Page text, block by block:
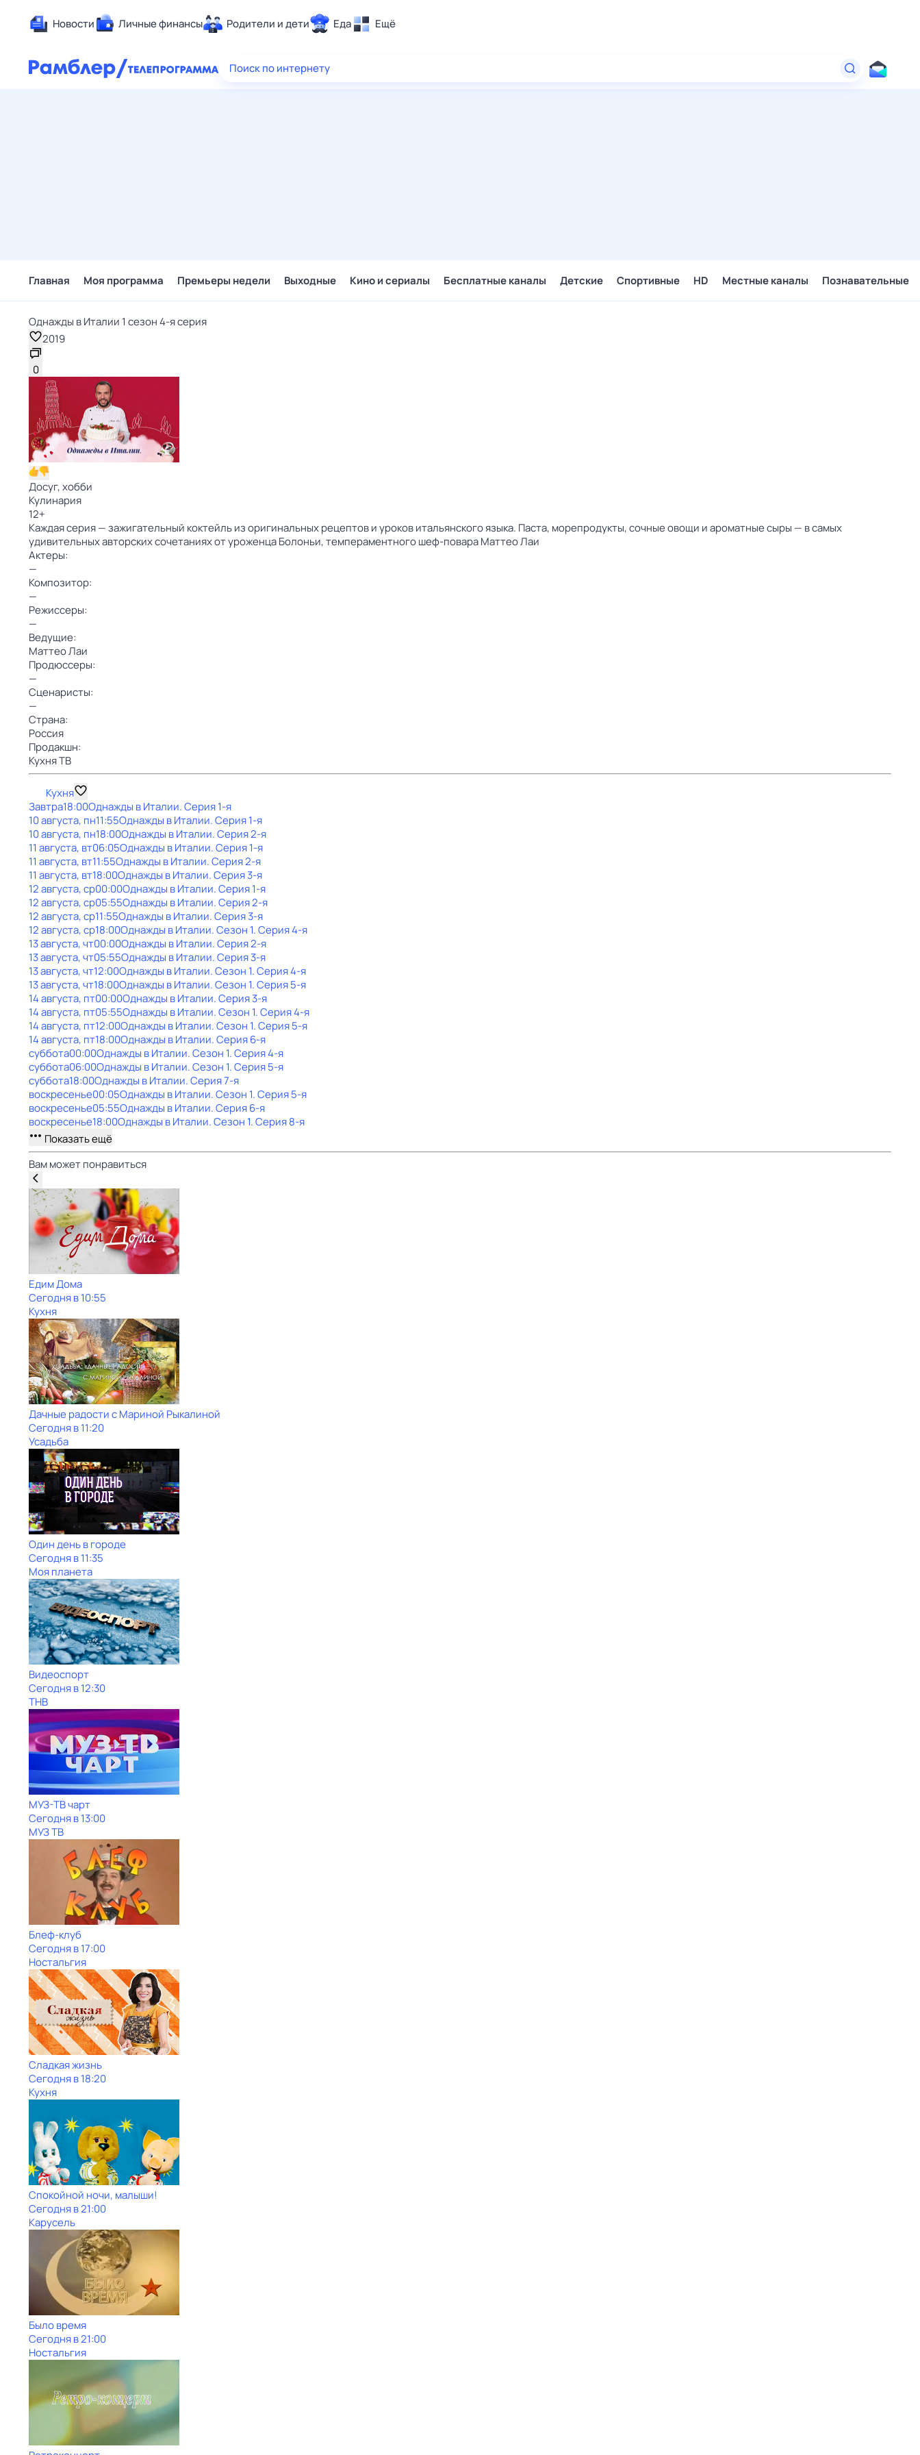
Новости Личные финансы Родители и дети Еда Ещё
Здоровье
Поиск по интернету
Главная Моя программа Премьеры недели Выходные Кино и сериалы Бесплатные каналы Детские Спортивные HD Местные каналы Познавательные
Однажды в Италии 1 сезон 4-я серия
2019
0
Досуг, хобби
Кулинария
12+
Каждая серия — зажигательный коктейль из оригинальных рецептов и уроков итальянского языка. Паста, морепродукты, сочные овощи и ароматные сыры — в самых
удивительных авторских сочетаниях от уроженца Болоньи, темпераментного шеф-повара Маттео Лаи
Актеры:
—
Композитор:
—
Режиссеры:
—
Ведущие:
Маттео Лаи
Продюссеры:
—
Сценаристы:
—
Страна:
Россия
Продакшн:
Кухня ТВ
Кухня
Завтра18:00Однажды в Италии. Серия 1-я
10 августа, пн11:55Однажды в Италии. Серия 1-я
10 августа, пн18:00Однажды в Италии. Серия 2-я
11 августа, вт06:05Однажды в Италии. Серия 1-я
11 августа, вт11:55Однажды в Италии. Серия 2-я
11 августа, вт18:00Однажды в Италии. Серия 3-я
12 августа, ср00:00Однажды в Италии. Серия 1-я
12 августа, ср05:55Однажды в Италии. Серия 2-я
12 августа, ср11:55Однажды в Италии. Серия 3-я
12 августа, ср18:00Однажды в Италии. Сезон 1. Серия 4-я
13 августа, чт00:00Однажды в Италии. Серия 2-я
13 августа, чт05:55Однажды в Италии. Серия 3-я
13 августа, чт12:00Однажды в Италии. Сезон 1. Серия 4-я
13 августа, чт18:00Однажды в Италии. Сезон 1. Серия 5-я
14 августа, пт00:00Однажды в Италии. Серия 3-я
14 августа, пт05:55Однажды в Италии. Сезон 1. Серия 4-я
14 августа, пт12:00Однажды в Италии. Сезон 1. Серия 5-я
14 августа, пт18:00Однажды в Италии. Серия 6-я
суббота00:00Однажды в Италии. Сезон 1. Серия 4-я
суббота06:00Однажды в Италии. Сезон 1. Серия 5-я
суббота18:00Однажды в Италии. Серия 7-я
воскресенье00:05Однажды в Италии. Сезон 1. Серия 5-я
воскресенье05:55Однажды в Италии. Серия 6-я
воскресенье18:00Однажды в Италии. Сезон 1. Серия 8-я
Показать ещё
Вам может понравиться
Едим Дома
Сегодня в 10:55
Кухня
Дачные радости с Мариной Рыкалиной
Сегодня в 11:20
Усадьба
Один день в городе
Сегодня в 11:35
Моя планета
Видеоспорт
Сегодня в 12:30
ТНВ
МУЗ-ТВ чарт
Сегодня в 13:00
МУЗ ТВ
Блеф-клуб
Сегодня в 17:00
Ностальгия
Сладкая жизнь
Сегодня в 18:20
Кухня
Спокойной ночи, малыши!
Сегодня в 21:00
Карусель
Было время
Сегодня в 21:00
Ностальгия